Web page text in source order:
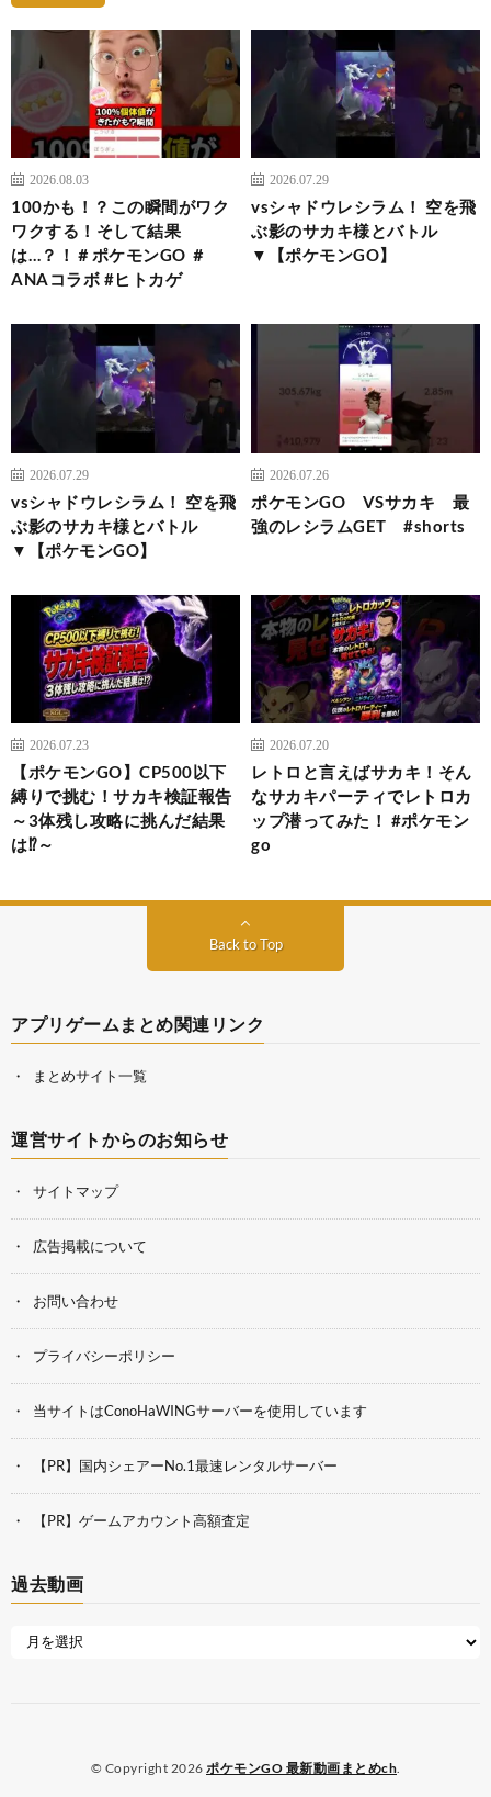
2026.08.03
100かも！？この瞬間がワク
ワクする！そして結果
は…？！＃ポケモンGO ＃
ANAコラボ #ヒトカゲ
2026.07.29
vsシャドウレシラム！ 空を飛
ぶ影のサカキ様とバトル
▼【ポケモンGO】
2026.07.29
vsシャドウレシラム！ 空を飛
ぶ影のサカキ様とバトル
▼【ポケモンGO】
2026.07.26
ポケモンGO VSサカキ 最
強のレシラムGET #shorts
2026.07.23
【ポケモンGO】CP500以下
縛りで挑む！サカキ検証報告
～3体残し攻略に挑んだ結果
は⁉～
2026.07.20
レトロと言えばサカキ！そん
なサカキパーティでレトロカ
ップ潜ってみた！ #ポケモン
go
Back to Top
アプリゲームまとめ関連リンク
まとめサイト一覧
運営サイトからのお知らせ
サイトマップ
広告掲載について
お問い合わせ
プライバシーポリシー
当サイトはConoHaWINGサーバーを使用しています
【PR】国内シェアーNo.1最速レンタルサーバー
【PR】ゲームアカウント高額査定
過去動画
© Copyright 2026 ポケモンGO 最新動画まとめch.